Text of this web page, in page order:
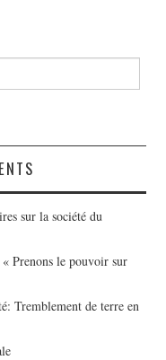
sur la société du
Prenons le pouvoir sur
Tremblement de terre en